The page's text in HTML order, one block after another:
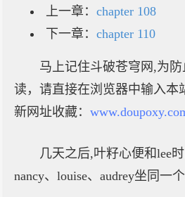
上一章： chapter 108
下一章： chapter 110
马上记住斗破苍穹网,为
读，请直接在浏览器中输入本
新网址收藏：
几天之后,叶籽心便和lee
nancy、louise、audrey坐同一